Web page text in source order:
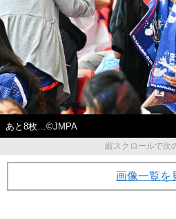
あと8枚…©JMPA
縦スクロールで次
画像一覧を